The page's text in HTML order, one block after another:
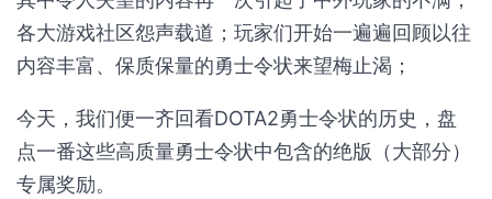
各大游戏社区怨声载道；玩家们开始一遍遍回顾以往
内容丰富、保质保量的勇士令状来望梅止渴；
今天，我们便一齐回看DOTA2勇士令状的历史，盘
点一番这些高质量勇士令状中包含的绝版（大部分）
专属奖励。